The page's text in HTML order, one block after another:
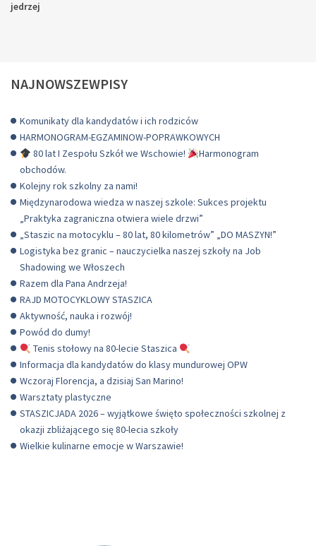
jedrzej
NAJNOWSZEWPISY
Komunikaty dla kandydatów i ich rodziców
HARMONOGRAM-EGZAMINOW-POPRAWKOWYCH
80 lat I Zespołu Szkół we Wschowie!
Harmonogram
obchodów.
Kolejny rok szkolny za nami!
Międzynarodowa wiedza w naszej szkole: Sukces projektu
„Praktyka zagraniczna otwiera wiele drzwi”
„Staszic na motocyklu – 80 lat, 80 kilometrów” „DO MASZYN!”
Logistyka bez granic – nauczycielka naszej szkoły na Job
Shadowing we Włoszech
Razem dla Pana Andrzeja!
RAJD MOTOCYKLOWY STASZICA
Aktywność, nauka i rozwój!
Powód do dumy!
Tenis stołowy na 80-lecie Staszica
Informacja dla kandydatów do klasy mundurowej OPW
Wczoraj Florencja, a dzisiaj San Marino!
Warsztaty plastyczne
STASZICJADA 2026 – wyjątkowe święto społeczności szkolnej z
okazji zbliżającego się 80-lecia szkoły
Wielkie kulinarne emocje w Warszawie!